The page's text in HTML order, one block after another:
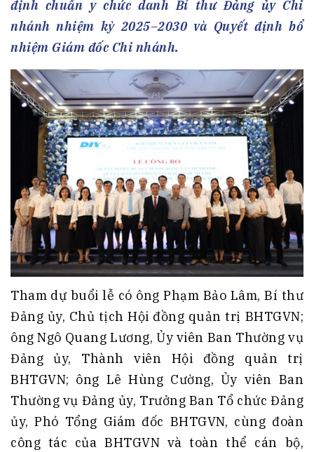
định chuẩn y chức danh Bí thư Đảng ủy Chi
nhánh nhiệm kỳ 2025–2030 và Quyết định bổ
nhiệm Giám đốc Chi nhánh.
Tham dự buổi lễ có ông Phạm Bảo Lâm, Bí thư
Đảng ủy, Chủ tịch Hội đồng quản trị BHTGVN;
ông Ngô Quang Lương, Ủy viên Ban Thường vụ
Đảng ủy, Thành viên Hội đồng quản trị
BHTGVN; ông Lê Hùng Cường, Ủy viên Ban
Thường vụ Đảng ủy, Trưởng Ban Tổ chức Đảng
ủy, Phó Tổng Giám đốc BHTGVN, cùng đoàn
công tác của BHTGVN và toàn thể cán bộ,